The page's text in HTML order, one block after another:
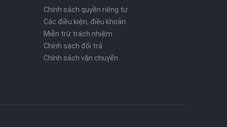
Chính sách quyền riêng tư
Các điều kiện, điều khoản
Miễn trừ trách nhiệm
Chính sách đổi trả
Chính sách vận chuyển